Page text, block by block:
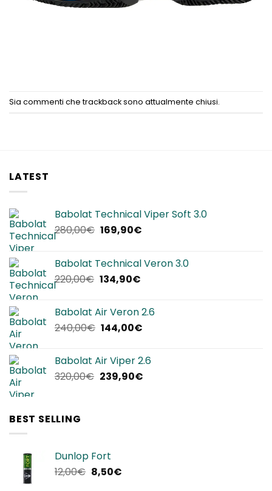
Sia commenti che trackback sono attualmente chiusi.
LATEST
Babolat Technical Viper Soft 3.0
280,00€ Il
era:
280,00€.
169,90€Il
è:
Babolat Technical Veron 3.0
220,00€ Il
era:
220,00€.
134,90€Il
è:
134,90€.
Babolat Air Veron 2.6
240,00€ Il
era:
240,00€.
144,00€Il
è:
144,00€.
Babolat Air Viper 2.6
320,00€ Il
239,90€Il
BEST SELLING
Dunlop Fort
12,00€ Il
8,50€Il